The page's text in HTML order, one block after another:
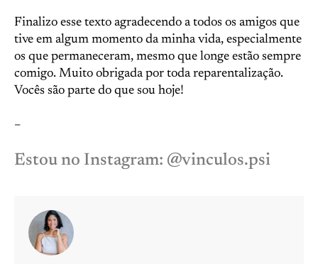
Finalizo esse texto agradecendo a todos os amigos que
tive em algum momento da minha vida, especialmente
os que permaneceram, mesmo que longe estão sempre
comigo. Muito obrigada por toda reparentalização.
Vocês são parte do que sou hoje!
–
Estou no Instagram: @vinculos.psi